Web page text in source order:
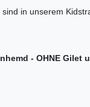
in unserem
- OHNE